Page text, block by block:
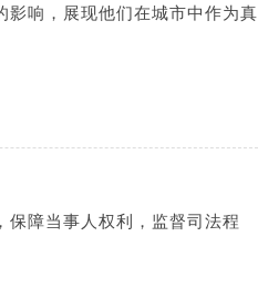
影响，展现他们在城市中作为真
保障当事人权利，监督司法程